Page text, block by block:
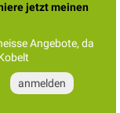
jetzt meinen
Angebote, da